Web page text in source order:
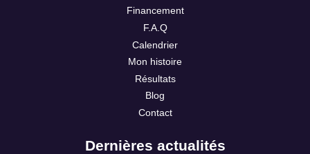
Financement
F.A.Q
Calendrier
Mon histoire
Résultats
Blog
Contact
Dernières actualités